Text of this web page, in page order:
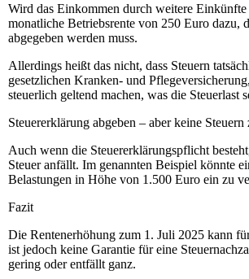
Wird das Einkommen durch weitere
monatliche Betriebsrente von 250 Euro dazu,
abgegeben werden muss.
Allerdings heißt das nicht, dass Steuern
gesetzlichen Kranken- und
steuerlich geltend machen, was die Steuerlast
Steuererklärung abgeben – aber keine Steuern
Auch wenn die Steuererklärungspflicht
Steuer anfällt. Im genannten Beispiel könnte
Belastungen in Höhe von 1.500 Euro ein zu
Fazit
Die Rentenerhöhung zum 1. Juli 2025 kann
ist jedoch keine Garantie für eine
gering oder entfällt ganz.